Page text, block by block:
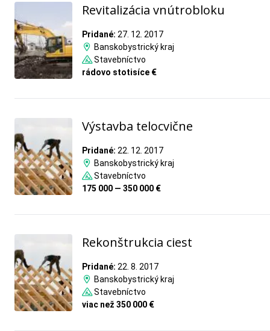
Revitalizácia vnútrobloku
Pridané: 27. 12. 2017
Banskobystrický kraj
Stavebníctvo
rádovo stotisíce €
Výstavba telocvične
Pridané: 22. 12. 2017
Banskobystrický kraj
Stavebníctvo
175 000 — 350 000 €
Rekonštrukcia ciest
Pridané: 22. 8. 2017
Banskobystrický kraj
Stavebníctvo
viac než 350 000 €